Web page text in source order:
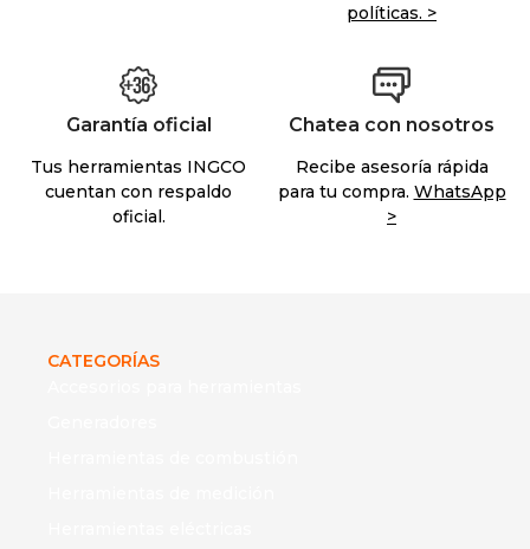
políticas. >
Garantía oficial
Tus herramientas INGCO
cuentan con respaldo
oficial.
Chatea con nosotros
Recibe asesoría rápida
para tu compra. WhatsApp
>
CATEGORÍAS